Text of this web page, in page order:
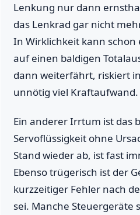
Lenkung nur dann
das Lenkrad gar nicht
In Wirklichkeit kann schon
auf einen baldigen
dann weiterfährt, riskiert
unnötig viel Kraftaufwand.
Ein anderer Irrtum ist das
Servoflüssigkeit ohne
Stand wieder ab, ist fast
Ebenso trügerisch ist der
kurzzeitiger Fehler nach
sei. Manche Steuergeräte